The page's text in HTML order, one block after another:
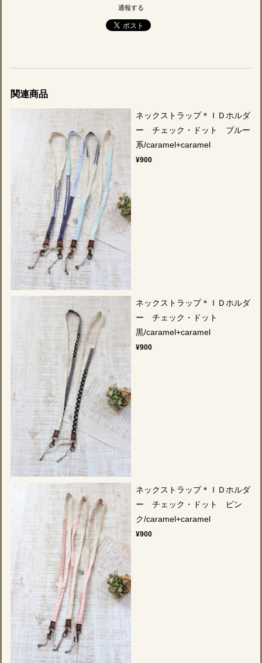
通報する
関連商品
ネックストラップ＊ＩＤホルダ
ー チェック・ドット ブルー
系/caramel+caramel
¥900
ネックストラップ＊ＩＤホルダ
ー チェック・ドット
黒/caramel+caramel
¥900
ネックストラップ＊ＩＤホルダ
ー チェック・ドット ピン
ク/caramel+caramel
¥900